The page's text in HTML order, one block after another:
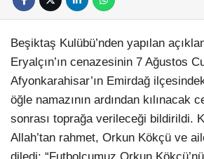
Beşiktaş Kulübü’nden yapılan
Eryalçın’ın cenazesinin 7 Ağustos
Afyonkarahisar’ın Emirdağ
öğle namazının ardından kılınacak
sonrası toprağa verileceği bildirildi.
Allah’tan rahmet, Orkun Kökçü ve
diledi: “Futbolcumuz Orkun